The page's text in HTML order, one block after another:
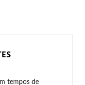
tempos de